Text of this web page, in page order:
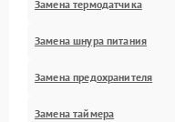
Замена термодатчика
Замена шнура питания
Замена предохранителя
Замена таймера